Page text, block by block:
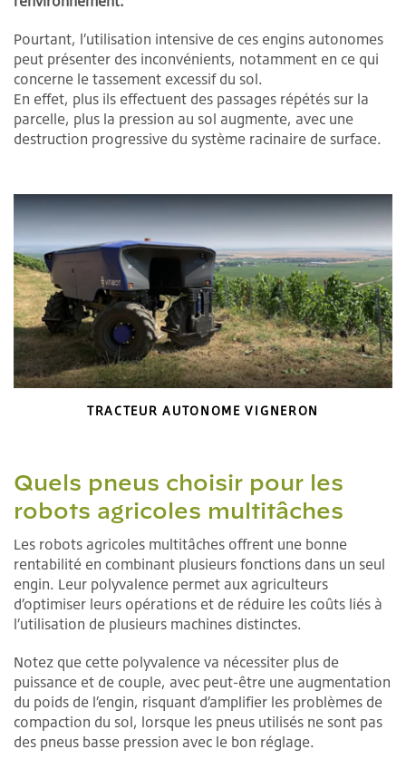
Pourtant, l’utilisation intensive de ces engins autonomes
peut présenter des inconvénients, notamment en ce qui
concerne le tassement excessif du sol.
En effet, plus ils effectuent des passages répétés sur la
parcelle, plus la pression au sol augmente, avec une
destruction progressive du système racinaire de surface.
TRACTEUR AUTONOME VIGNERON
Quels pneus choisir pour les
robots agricoles multitâches
Les robots agricoles multitâches offrent une bonne
rentabilité en combinant plusieurs fonctions dans un seul
engin. Leur polyvalence permet aux agriculteurs
d’optimiser leurs opérations et de réduire les coûts liés à
l’utilisation de plusieurs machines distinctes.
Notez que cette polyvalence va nécessiter plus de
puissance et de couple, avec peut-être une augmentation
du poids de l’engin, risquant d’amplifier les problèmes de
compaction du sol, lorsque les pneus utilisés ne sont pas
des pneus basse pression avec le bon réglage.